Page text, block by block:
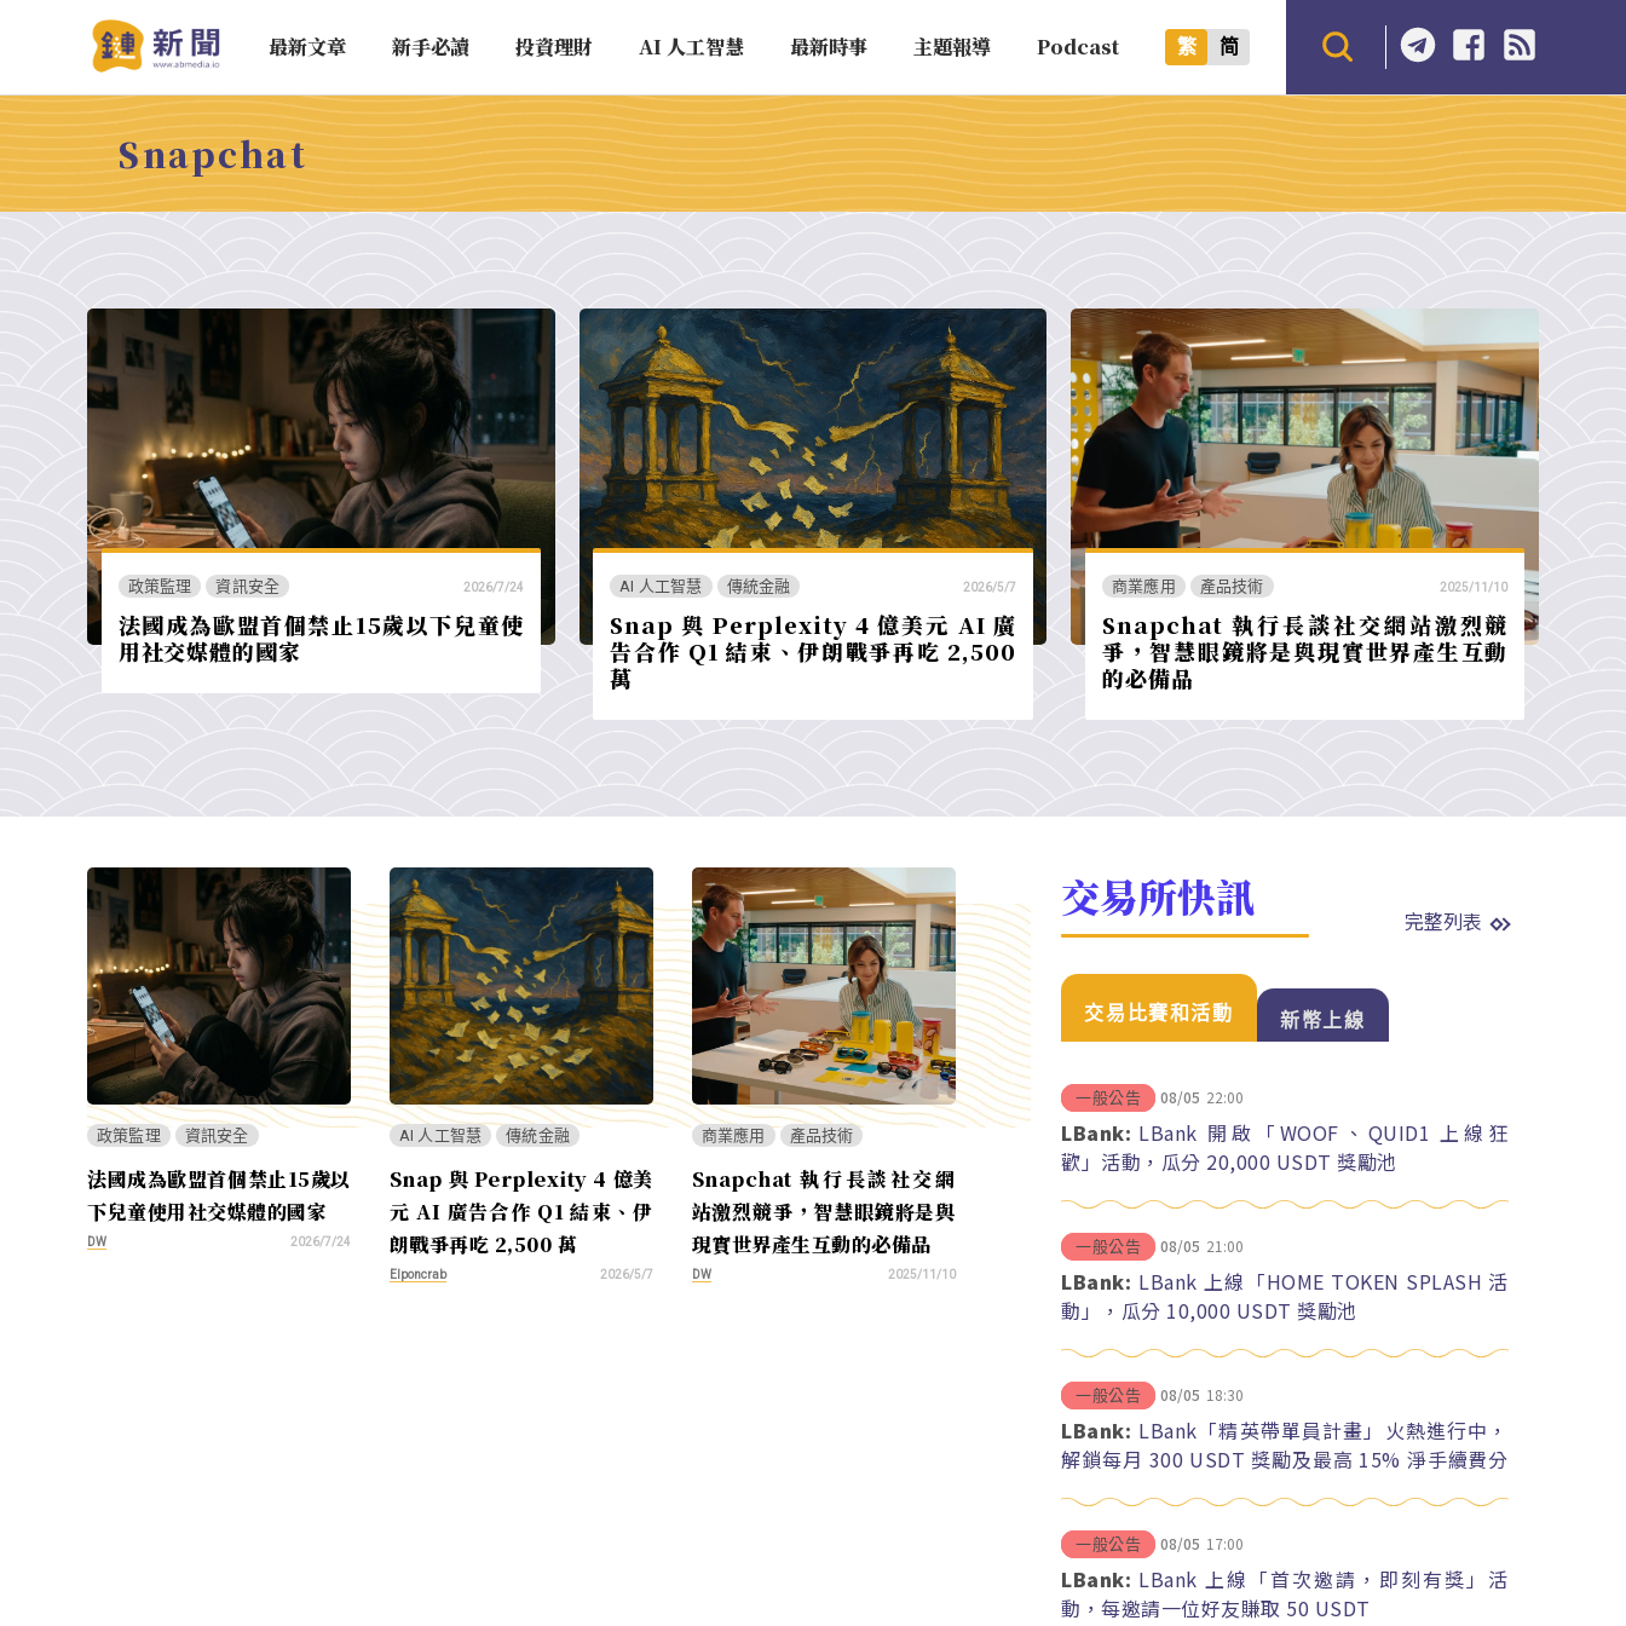
最新文章 新手必讀 投資理財 AI 人工智慧 最新時事 主題報導 Podcast 繁 简
Snapchat
政策監理 資訊安全 2026/7/24
法國成為歐盟首個禁止15歲以下兒童使
用社交媒體的國家
AI 人工智慧 傳統金融 2026/5/7
Snap 與 Perplexity 4 億美元 AI 廣
告合作 Q1 結束、伊朗戰爭再吃 2,500
萬
商業應用 產品技術 2025/11/10
Snapchat 執行長談社交網站激烈競
爭，智慧眼鏡將是與現實世界產生互動
的必備品
政策監理 資訊安全
法國成為歐盟首個禁止15歲以
下兒童使用社交媒體的國家
DW 2026/7/24
AI 人工智慧 傳統金融
Snap 與 Perplexity 4 億美
元 AI 廣告合作 Q1 結束、伊
朗戰爭再吃 2,500 萬
Elponcrab 2026/5/7
商業應用 產品技術
Snapchat 執行長談社交網
站激烈競爭，智慧眼鏡將是與
現實世界產生互動的必備品
DW 2025/11/10
交易所快訊 完整列表
交易比賽和活動 新幣上線
一般公告 08/05 22:00
LBank: LBank 開啟「WOOF、QUID1 上線狂
歡」活動，瓜分 20,000 USDT 獎勵池
一般公告 08/05 21:00
LBank: LBank 上線「HOME TOKEN SPLASH 活
動」，瓜分 10,000 USDT 獎勵池
一般公告 08/05 18:30
LBank: LBank「精英帶單員計畫」火熱進行中，
解鎖每月 300 USDT 獎勵及最高 15% 淨手續費分
一般公告 08/05 17:00
LBank: LBank 上線「首次邀請，即刻有獎」活
動，每邀請一位好友賺取 50 USDT